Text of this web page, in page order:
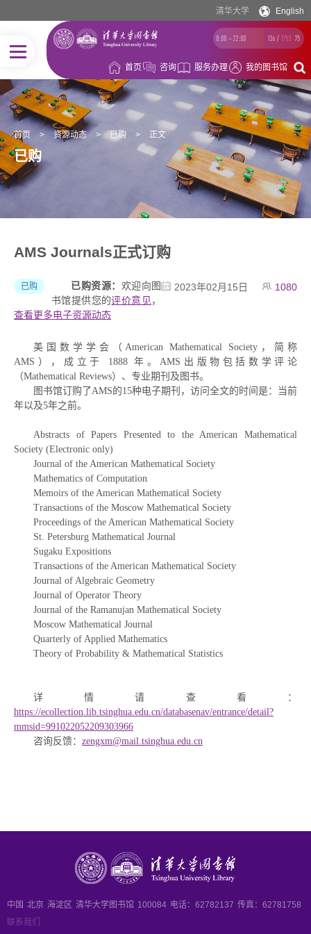
清华大学 English
8:00 ~ 22:00 136 / 1753 75
首页 咨询 服务办理 我的图书馆
首页 > 资源动态 > 已购 > 正文
已购
AMS Journals正式订购
已购 1080
2023年02月15日
已购资源： 欢迎向图
书馆提供您的评价意见，
查看更多电子资源动态
美国数学学会（American Mathematical Society，简称
AMS），成立于 1888 年。AMS出版物包括数学评论
（Mathematical Reviews）、专业期刊及图书。
图书馆订购了AMS的15种电子期刊，访问全文的时间是：当前
年以及5年之前。
Abstracts of Papers Presented to the American Mathematical
Society (Electronic only)
Journal of the American Mathematical Society
Mathematics of Computation
Memoirs of the American Mathematical Society
Transactions of the Moscow Mathematical Society
Proceedings of the American Mathematical Society
St. Petersburg Mathematical Journal
Sugaku Expositions
Transactions of the American Mathematical Society
Journal of Algebraic Geometry
Journal of Operator Theory
Journal of the Ramanujan Mathematical Society
Moscow Mathematical Journal
Quarterly of Applied Mathematics
Theory of Probability & Mathematical Statistics
详情请查看：
https://ecollection.lib.tsinghua.edu.cn/databasenav/entrance/detail?
mmsid=991022052209303966
咨询反馈： zengxm@mail.tsinghua.edu.cn
中国 北京 海淀区 清华大学图书馆 100084 电话：62782137 传真：62781758
联系我们